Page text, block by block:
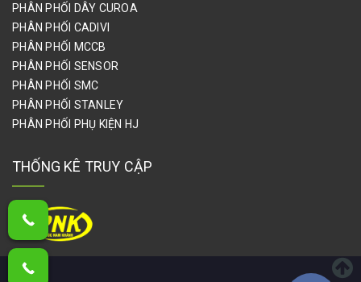
PHÂN PHỐI DÂY CUROA
PHÂN PHỐI CADIVI
PHÂN PHỐI MCCB
PHÂN PHỐI SENSOR
PHÂN PHỐI SMC
PHÂN PHỐI STANLEY
PHÂN PHỐI PHỤ KIỆN HJ
THỐNG KÊ TRUY CẬP